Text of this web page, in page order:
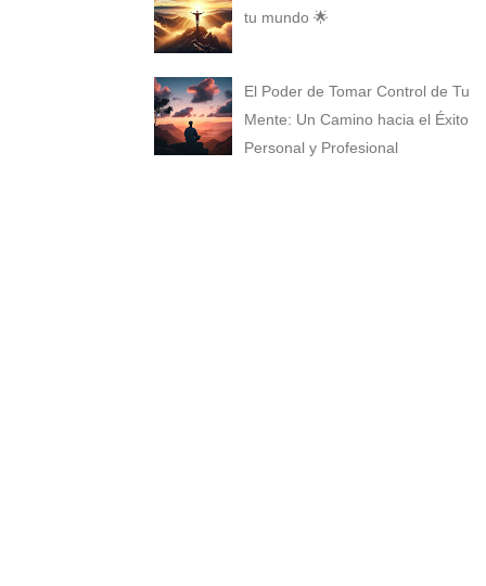
tu mundo 🌟
El Poder de Tomar Control de Tu
Mente: Un Camino hacia el Éxito
Personal y Profesional